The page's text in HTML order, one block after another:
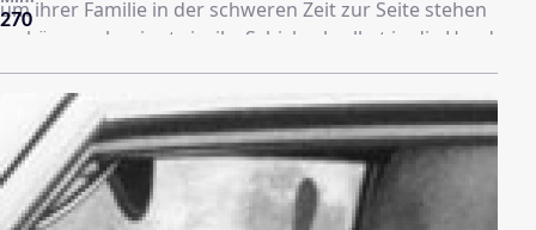
um ihrer Familie in der schweren Zeit zur Seite stehen
zu können, beginnt sie, ihr Schicksal selbst in die Hand
zu nehmen. Sie heiratet den sanften Karl, mit dem sie
versucht, die Waschmittelfabrik zu retten. Teil 2: 1901 –
1914. Der Aufbau der Firma, nun in Neustrelitz, geht
nur langsam voran. Doch mit Charme und Ehrgeiz
führt Camilla die kleine Fabrik gegen alle Widerstände
zum Erfolg. Teil 3: 19 18 – 1925. Während Karl an der
270